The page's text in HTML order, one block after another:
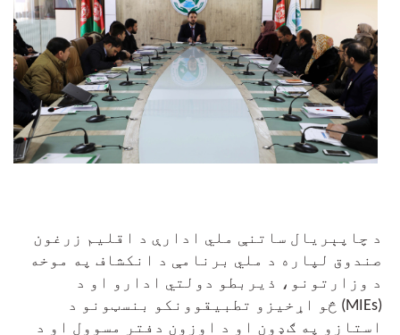
د چاپېريال ساتنې ملي ادارې د اقلیم زرغون
صندوق لپاره د ملي برنامې د انکشاف په موخه
د وزارتونو، ذيربطو دولتي ادارو او د
(MIEs) څو اړخيزو تطبيقوونکو بنسټونو د
استازو په ګډون او د اوزون دفتر مسوول او د